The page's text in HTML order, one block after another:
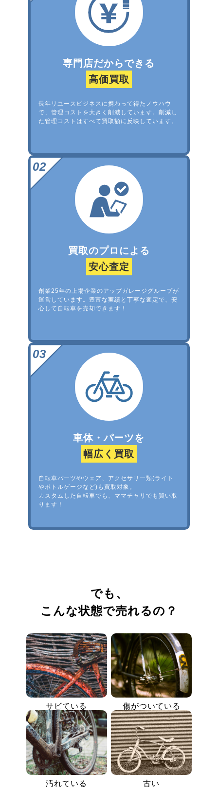
専門店だからできる
高価買取
長年リユースビジネスに携わって得たノウハウ
で、管理コストを大きく削減しています。削減し
た管理コストはすべて買取額に反映しています。
買取のプロによる
安心査定
創業25年の上場企業のアップガレージグループが
運営しています。豊富な実績と丁寧な査定で、安
心して自転車を売却できます！
車体・パーツを
幅広く買取
自転車パーツやウェア、アクセサリー類(ライト
やボトルゲージなど)も買取対象。
カスタムした自転車でも、ママチャリでも買い取
ります！
でも、
こんな状態で売れるの？
サビている 傷がついている
汚れている 古い